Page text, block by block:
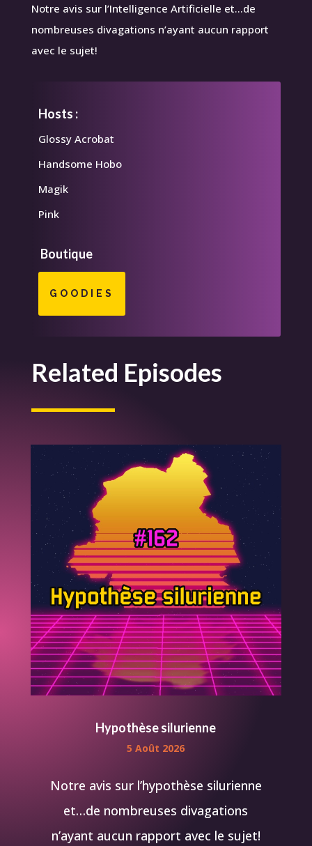
Notre avis sur l’Intelligence Artificielle et…de
nombreuses divagations n’ayant aucun rapport
avec le sujet!
Hosts :
Glossy Acrobat
Handsome Hobo
Magik
Pink
Boutique
GOODIES
Related Episodes
Hypothèse silurienne
5 Août 2026
Notre avis sur l’hypothèse silurienne
et…de nombreuses divagations
n’ayant aucun rapport avec le sujet!